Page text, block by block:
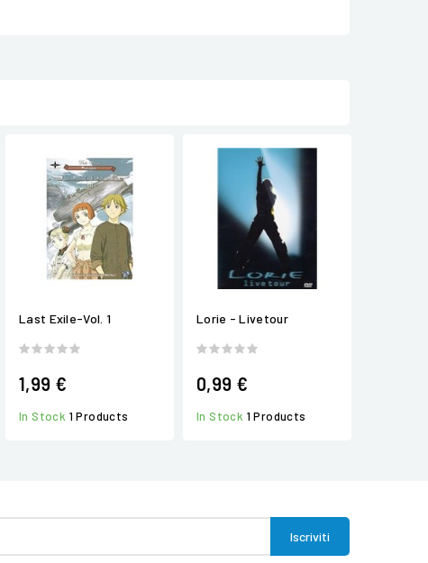
Last Exile-Vol. 1
1,99 €
In Stock 1 Products
Lorie - Livetour
0,99 €
In Stock 1 Products